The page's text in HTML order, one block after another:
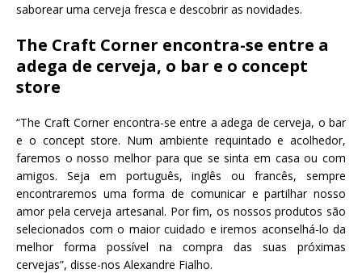
saborear uma cerveja fresca e descobrir as novidades.
The Craft Corner encontra-se entre a
adega de cerveja, o bar e o concept
store
“The Craft Corner encontra-se entre a adega de cerveja, o bar
e o concept store. Num ambiente requintado e acolhedor,
faremos o nosso melhor para que se sinta em casa ou com
amigos. Seja em português, inglês ou francês, sempre
encontraremos uma forma de comunicar e partilhar nosso
amor pela cerveja artesanal. Por fim, os nossos produtos são
selecionados com o maior cuidado e iremos aconselhá-lo da
melhor forma possível na compra das suas próximas
cervejas”, disse-nos Alexandre Fialho.